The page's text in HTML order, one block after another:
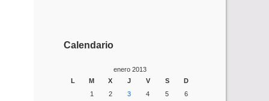
Calendario
enero 2013
L
M X J V S
D
1
2 3 4 5
6